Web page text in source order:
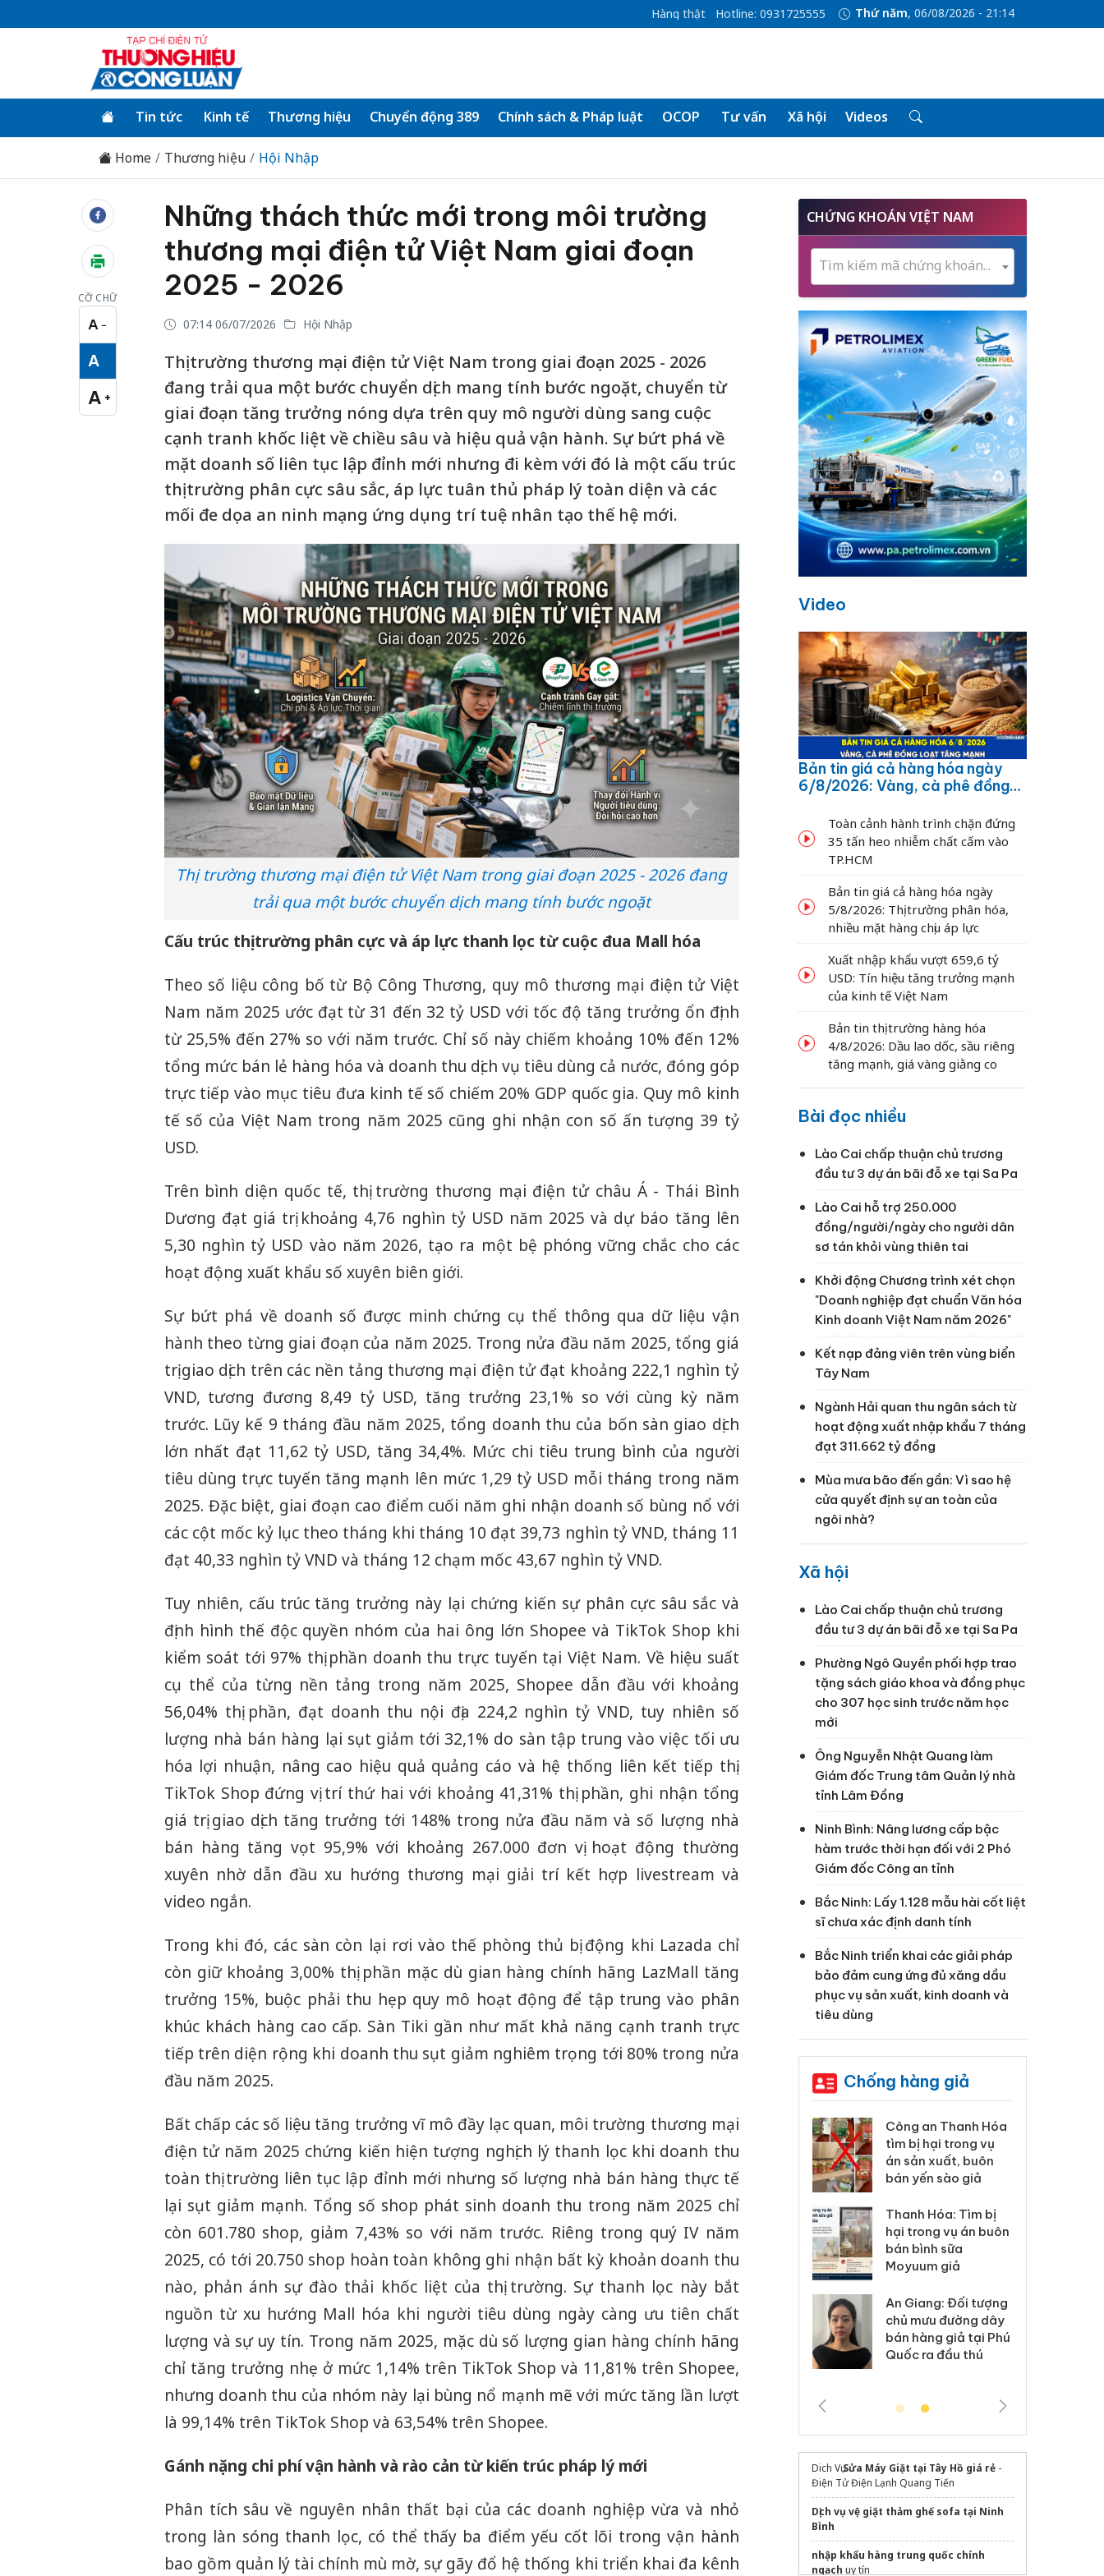
Hàng thật Hotline: 0931725555 Thứ năm, 06/08/2026 - 21:14
Tin tức Kinh tế Thương hiệu Chuyển động 389 Chính sách & Pháp luật OCOP Tư vấn Xã hội Videos
Home Thương hiệu Hội Nhập
CỠ CHỮ
A −
Cỡ chữ nhỏ
A
Cỡ chữ vừa
A +
Cỡ chữ lớn
Những thách thức mới trong môi trường
thương mại điện tử Việt Nam giai đoạn
2025 - 2026
07:14 06/07/2026 Hội Nhập
Thị trường thương mại điện tử Việt Nam trong giai đoạn 2025 - 2026
đang trải qua một bước chuyển dịch mang tính bước ngoặt, chuyển từ
giai đoạn tăng trưởng nóng dựa trên quy mô người dùng sang cuộc
cạnh tranh khốc liệt về chiều sâu và hiệu quả vận hành. Sự bứt phá về
mặt doanh số liên tục lập đỉnh mới nhưng đi kèm với đó là một cấu trúc
thị trường phân cực sâu sắc, áp lực tuân thủ pháp lý toàn diện và các
mối đe dọa an ninh mạng ứng dụng trí tuệ nhân tạo thế hệ mới.
Thị trường thương mại điện tử Việt Nam trong giai đoạn 2025 - 2026 đang
trải qua một bước chuyển dịch mang tính bước ngoặt
Cấu trúc thị trường phân cực và áp lực thanh lọc từ cuộc đua Mall hóa
Theo số liệu công bố từ Bộ Công Thương, quy mô thương mại điện tử Việt
Nam năm 2025 ước đạt từ 31 đến 32 tỷ USD với tốc độ tăng trưởng ổn định
từ 25,5% đến 27% so với năm trước. Chỉ số này chiếm khoảng 10% đến 12%
tổng mức bán lẻ hàng hóa và doanh thu dịch vụ tiêu dùng cả nước, đóng góp
trực tiếp vào mục tiêu đưa kinh tế số chiếm 20% GDP quốc gia. Quy mô kinh
tế số của Việt Nam trong năm 2025 cũng ghi nhận con số ấn tượng 39 tỷ
USD.
Trên bình diện quốc tế, thị trường thương mại điện tử châu Á - Thái Bình
Dương đạt giá trị khoảng 4,76 nghìn tỷ USD năm 2025 và dự báo tăng lên
5,30 nghìn tỷ USD vào năm 2026, tạo ra một bệ phóng vững chắc cho các
hoạt động xuất khẩu số xuyên biên giới.
Sự bứt phá về doanh số được minh chứng cụ thể thông qua dữ liệu vận
hành theo từng giai đoạn của năm 2025. Trong nửa đầu năm 2025, tổng giá
trị giao dịch trên các nền tảng thương mại điện tử đạt khoảng 222,1 nghìn tỷ
VND, tương đương 8,49 tỷ USD, tăng trưởng 23,1% so với cùng kỳ năm
trước. Lũy kế 9 tháng đầu năm 2025, tổng doanh thu của bốn sàn giao dịch
lớn nhất đạt 11,62 tỷ USD, tăng 34,4%. Mức chi tiêu trung bình của người
tiêu dùng trực tuyến tăng mạnh lên mức 1,29 tỷ USD mỗi tháng trong năm
2025. Đặc biệt, giai đoạn cao điểm cuối năm ghi nhận doanh số bùng nổ với
các cột mốc kỷ lục theo tháng khi tháng 10 đạt 39,73 nghìn tỷ VND, tháng 11
đạt 40,33 nghìn tỷ VND và tháng 12 chạm mốc 43,67 nghìn tỷ VND.
Tuy nhiên, cấu trúc tăng trưởng này lại chứng kiến sự phân cực sâu sắc và
định hình thế độc quyền nhóm của hai ông lớn Shopee và TikTok Shop khi
kiểm soát tới 97% thị phần doanh thu trực tuyến tại Việt Nam. Về hiệu suất
cụ thể của từng nền tảng trong năm 2025, Shopee dẫn đầu với khoảng
56,04% thị phần, đạt doanh thu nội địa 224,2 nghìn tỷ VND, tuy nhiên số
lượng nhà bán hàng lại sụt giảm tới 32,1% do sàn tập trung vào việc tối ưu
hóa lợi nhuận, nâng cao hiệu quả quảng cáo và hệ thống liên kết tiếp thị.
TikTok Shop đứng vị trí thứ hai với khoảng 41,31% thị phần, ghi nhận tổng
giá trị giao dịch tăng trưởng tới 148% trong nửa đầu năm và số lượng nhà
bán hàng tăng vọt 95,9% với khoảng 267.000 đơn vị hoạt động thường
xuyên nhờ dẫn đầu xu hướng thương mại giải trí kết hợp livestream và
video ngắn.
Trong khi đó, các sàn còn lại rơi vào thế phòng thủ bị động khi Lazada chỉ
còn giữ khoảng 3,00% thị phần mặc dù gian hàng chính hãng LazMall tăng
trưởng 15%, buộc phải thu hẹp quy mô hoạt động để tập trung vào phân
khúc khách hàng cao cấp. Sàn Tiki gần như mất khả năng cạnh tranh trực
tiếp trên diện rộng khi doanh thu sụt giảm nghiêm trọng tới 80% trong nửa
đầu năm 2025.
Bất chấp các số liệu tăng trưởng vĩ mô đầy lạc quan, môi trường thương mại
điện tử năm 2025 chứng kiến hiện tượng nghịch lý thanh lọc khi doanh thu
toàn thị trường liên tục lập đỉnh mới nhưng số lượng nhà bán hàng thực tế
lại sụt giảm mạnh. Tổng số shop phát sinh doanh thu trong năm 2025 chỉ
còn 601.780 shop, giảm 7,43% so với năm trước. Riêng trong quý IV năm
2025, có tới 20.750 shop hoàn toàn không ghi nhận bất kỳ khoản doanh thu
nào, phản ánh sự đào thải khốc liệt của thị trường. Sự thanh lọc này bắt
nguồn từ xu hướng Mall hóa khi người tiêu dùng ngày càng ưu tiên chất
lượng và sự uy tín. Trong năm 2025, mặc dù số lượng gian hàng chính hãng
chỉ tăng trưởng nhẹ ở mức 1,14% trên TikTok Shop và 11,81% trên Shopee,
nhưng doanh thu của nhóm này lại bùng nổ mạnh mẽ với mức tăng lần lượt
là 99,14% trên TikTok Shop và 63,54% trên Shopee.
Gánh nặng chi phí vận hành và rào cản từ kiến trúc pháp lý mới
Phân tích sâu về nguyên nhân thất bại của các doanh nghiệp vừa và nhỏ
trong làn sóng thanh lọc, có thể thấy ba điểm yếu cốt lõi trong vận hành
bao gồm quản lý tài chính mù mờ, sự gãy đổ hệ thống khi triển khai đa kênh
CHỨNG KHOÁN VIỆT NAM
Tìm kiếm mã chứng khoán...
Video
Bản tin giá cả hàng hóa ngày
6/8/2026: Vàng, cà phê đồng
Toàn cảnh hành trình chặn đứng
35 tấn heo nhiễm chất cấm vào
TP.HCM
Bản tin giá cả hàng hóa ngày
5/8/2026: Thị trường phân hóa,
nhiều mặt hàng chịu áp lực
Xuất nhập khẩu vượt 659,6 tỷ
USD: Tín hiệu tăng trưởng mạnh
của kinh tế Việt Nam
Bản tin thị trường hàng hóa
4/8/2026: Dầu lao dốc, sầu riêng
tăng mạnh, giá vàng giằng co
Bài đọc nhiều
Lào Cai chấp thuận chủ trương
đầu tư 3 dự án bãi đỗ xe tại Sa Pa
Lào Cai hỗ trợ 250.000
đồng/người/ngày cho người dân
sơ tán khỏi vùng thiên tai
Khởi động Chương trình xét chọn
"Doanh nghiệp đạt chuẩn Văn hóa
Kinh doanh Việt Nam năm 2026"
Kết nạp đảng viên trên vùng biển
Tây Nam
Ngành Hải quan thu ngân sách từ
hoạt động xuất nhập khẩu 7 tháng
đạt 311.662 tỷ đồng
Mùa mưa bão đến gần: Vì sao hệ
cửa quyết định sự an toàn của
ngôi nhà?
Xã hội
Lào Cai chấp thuận chủ trương
đầu tư 3 dự án bãi đỗ xe tại Sa Pa
Phường Ngô Quyền phối hợp trao
tặng sách giáo khoa và đồng phục
cho 307 học sinh trước năm học
mới
Ông Nguyễn Nhật Quang làm
Giám đốc Trung tâm Quản lý nhà
tỉnh Lâm Đồng
Ninh Bình: Nâng lương cấp bậc
hàm trước thời hạn đối với 2 Phó
Giám đốc Công an tỉnh
Bắc Ninh: Lấy 1.128 mẫu hài cốt liệt
sĩ chưa xác định danh tính
Bắc Ninh triển khai các giải pháp
bảo đảm cung ứng đủ xăng dầu
phục vụ sản xuất, kinh doanh và
tiêu dùng
Chống hàng giả
Công an Thanh Hóa
tìm bị hại trong vụ
án sản xuất, buôn
bán yến sào giả
Thanh Hóa: Tìm bị
hại trong vụ án buôn
Moyuum giả
An Giang: Đối tượng
chủ mưu đường dây
bán hàng giả tại Phú
Quốc ra đầu thú
Lào Cai xử lý 83 vụ vi
phạm thương mại
trong tháng 7
Hưng Yên: Xử lý 6 hộ
kinh doanh bán hàng
giả mạo nhãn hiệu
Adidas, Nike
Cà Mau: Tiêu hủy
công khai hàng ngàn
sản phẩm nhập lậu,
bảo vệ môi trường
Dich VụSửa Máy Giặt tại Tây Hồ giá rẻ -
Điện Tử Điện Lạnh Quang Tiến
Dịch vụ vệ giặt thảm ghế sofa tại Ninh
Bình
nhập khẩu hàng trung quốc chính
ngạch uy tín